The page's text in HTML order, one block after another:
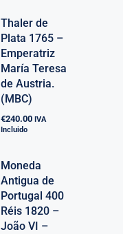
Thaler de
Plata 1765 –
Emperatriz
María Teresa
de Austria.
(MBC)
€240.00 IVA
Incluido
Moneda
Antigua de
Portugal 400
Réis 1820 –
João VI –